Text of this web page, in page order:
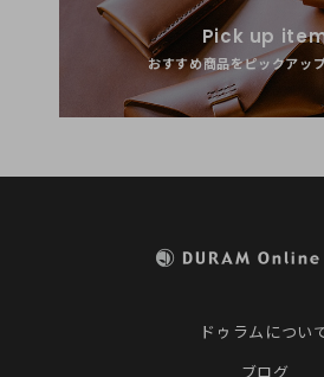
Pick up
おすすめ商品をピックアッ
ドゥラムについ
ブログ